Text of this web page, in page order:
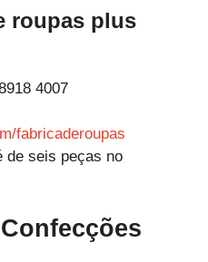
roupas plus
4007
fabricaderoupas
de seis peças no